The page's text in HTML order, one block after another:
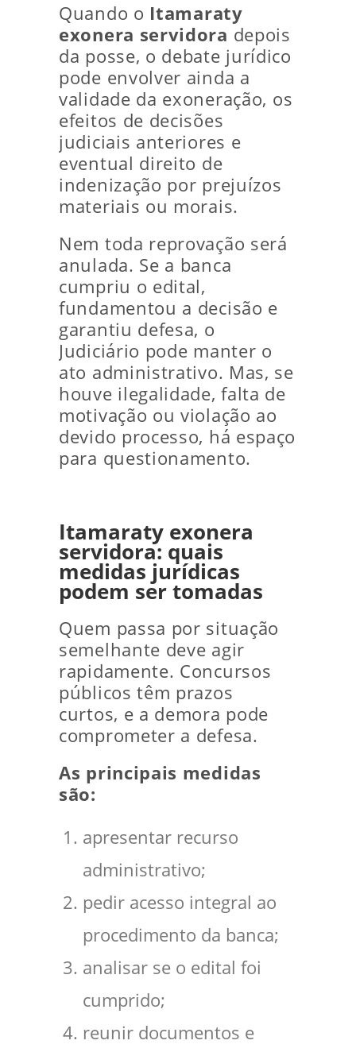
Quando o Itamaraty
exonera servidora depois
da posse, o debate jurídico
pode envolver ainda a
validade da exoneração, os
efeitos de decisões
judiciais anteriores e
eventual direito de
indenização por prejuízos
materiais ou morais.
Nem toda reprovação será
anulada. Se a banca
cumpriu o edital,
fundamentou a decisão e
garantiu defesa, o
Judiciário pode manter o
ato administrativo. Mas, se
houve ilegalidade, falta de
motivação ou violação ao
devido processo, há espaço
para questionamento.
Itamaraty exonera
servidora: quais
medidas jurídicas
podem ser tomadas
Quem passa por situação
semelhante deve agir
rapidamente. Concursos
públicos têm prazos
curtos, e a demora pode
comprometer a defesa.
As principais medidas
são:
apresentar recurso
administrativo;
pedir acesso integral ao
procedimento da banca;
analisar se o edital foi
cumprido;
reunir documentos e